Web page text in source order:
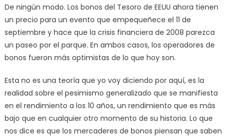
De ningún modo. Los bonos del Tesoro de EEUU ahora tienen
un precio para un evento que empequeñece el 11 de
septiembre y hace que la crisis financiera de 2008 parezca
un paseo por el parque. En ambos casos, los operadores de
bonos fueron más optimistas de lo que hoy son.
Esta no es una teoría que yo voy diciendo por aquí, es la
realidad sobre el pesimismo generalizado que se manifiesta
en el rendimiento a los 10 años, un rendimiento que es más
bajo que en cualquier otro momento de su historia. Lo que
nos dice es que los mercaderes de bonos piensan que saben